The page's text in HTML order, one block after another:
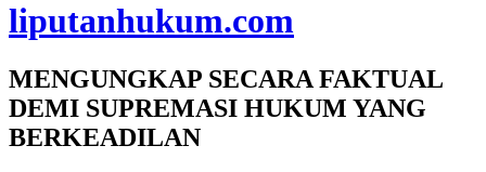
liputanhukum.com
MENGUNGKAP SECARA FAKTUAL
DEMI SUPREMASI HUKUM YANG
BERKEADILAN